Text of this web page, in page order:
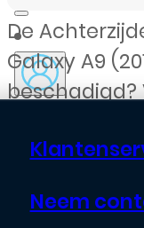
Neem
De
Galaxy A9
voor jouw